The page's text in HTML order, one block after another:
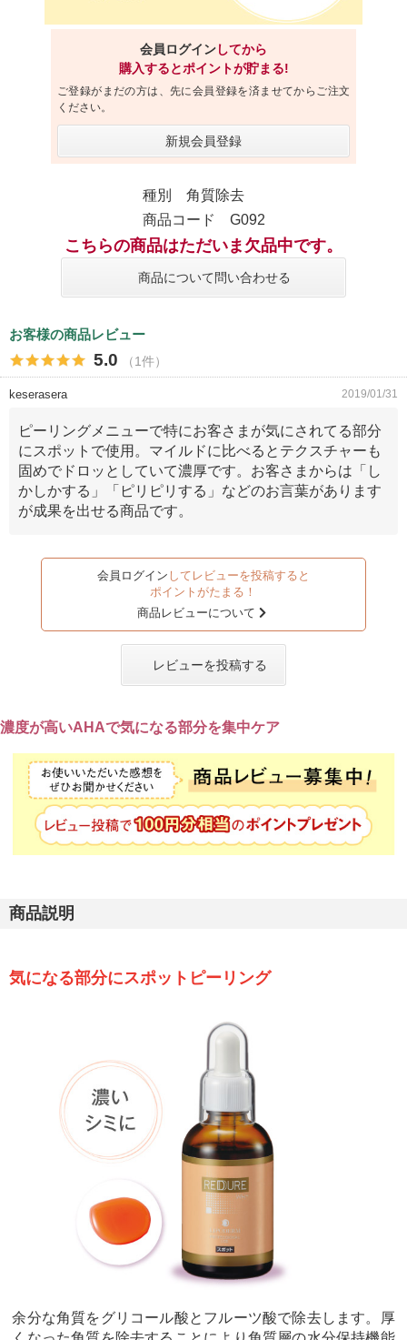
会員ログインしてから
購入するとポイントが貯まる!
ご登録がまだの方は、先に会員登録を済ませてからご注文
ください。
新規会員登録
種別 角質除去
商品コード G092
こちらの商品はただいま欠品中です。
商品について問い合わせる
お客様の商品レビュー
5.0 （1件）
keserasera 2019/01/31
ピーリングメニューで特にお客さまが気にされてる部分
にスポットで使用。マイルドに比べるとテクスチャーも
固めでドロッとしていて濃厚です。お客さまからは「し
かしかする」「ピリピリする」などのお言葉があります
が成果を出せる商品です。
会員ログイン してレビューを投稿すると
ポイントがたまる！
商品レビューについて
レビューを投稿する
濃度が高いAHAで気になる部分を集中ケア
商品説明
気になる部分にスポットピーリング
余分な角質をグリコール酸とフルーツ酸で除去します。厚